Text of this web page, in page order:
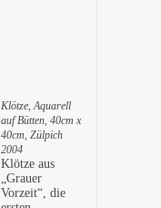
Klötze, Aquarell
auf Bütten, 40cm x
40cm, Zülpich
2004
Klötze aus
„Grauer
Vorzeit“, die